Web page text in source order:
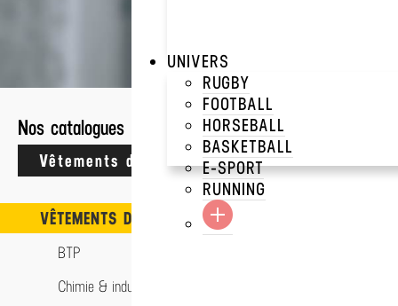
UNIVERS
RUGBY
FOOTBALL
HORSEBALL
BASKETBALL
E-SPORT
RUNNING
Nos catalogues
VÊTEMENTS DE TRAVAIL
BTP
Chimie & industrie
Crafters